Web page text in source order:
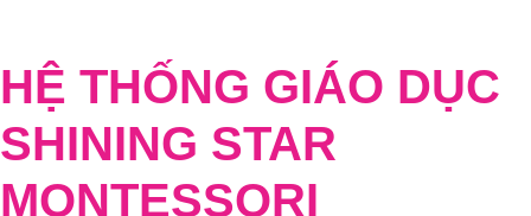
HỆ THỐNG GIÁO DỤC
SHINING STAR
MONTESSORI